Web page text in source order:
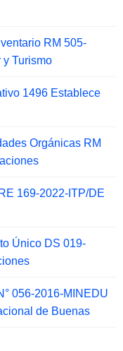
RM 505-
Turismo
1496 Establece
Orgánicas RM
169-2022-ITP/DE
Único DS 019-
056-2016-MINEDU
de Buenas